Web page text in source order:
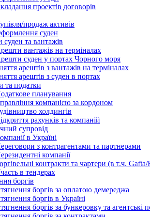
проектів договорів
продаж активів
суден
та вантажів
вантажів на терміналах
суден у портах Чорного моря
арештів з вантажів на терміналах
арештів з суден в портах
та податки
планування
компанією за кордоном
холдингів
рахунків та компаній
супровід
в Україні
з контрагентами та партнерами
компанії
контракти та чартери (в т.ч. Gafta/
в тендерах
боргів
боргів за оплатою демереджа
боргів в Україні
боргів за бункеровку та агентські